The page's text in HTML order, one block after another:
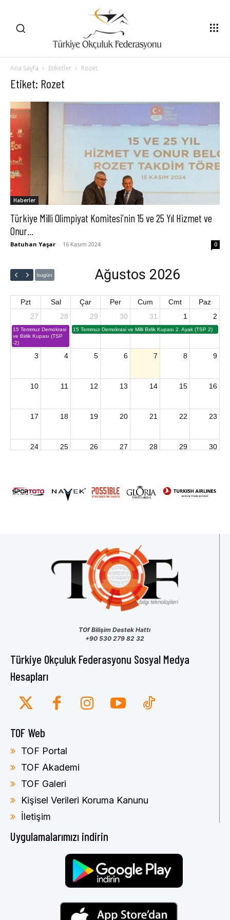
Ana Sayfa Etiketler Rozet
Etiket: Rozet
Haberler
Türkiye Milli Olimpiyat Komitesi’nin 15 ve 25 Yıl Hizmet ve
Onur...
Batuhan Yaşar - 16 Kasım 2024 0
bugün Ağustos 2026
Pzt Sal Çar Per Cum Cmt
Paz
27
15 Temmuz Demokrasi
ve Birlik Kupası (TSP
-2)
28 29
15 Temmuz Demokrasi ve Milli Birlik Kupası 2. Ayak (TSP 2)
30 31 1 2
3 4 5 6 7 8 9
10 11 12 13 14 15 16
17 18 19 20 21 22 23
24 25 26 27 28 29 30
TOf Bilişim Destek Hattı
+90 530 279 82 32
Türkiye Okçuluk Federasyonu Sosyal Medya
Hesapları
TOF Web
TOF Portal
TOF Akademi
TOF Galeri
Kişisel Verileri Koruma Kanunu
İletişim
Uygulamalarımızı indirin